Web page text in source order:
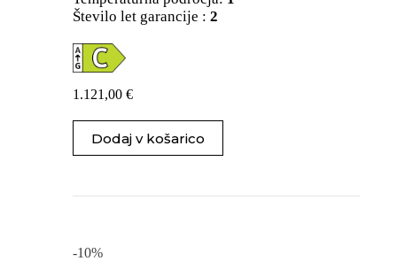
Število let garancije : 2
1.121,00 €
Dodaj v košarico
-10%